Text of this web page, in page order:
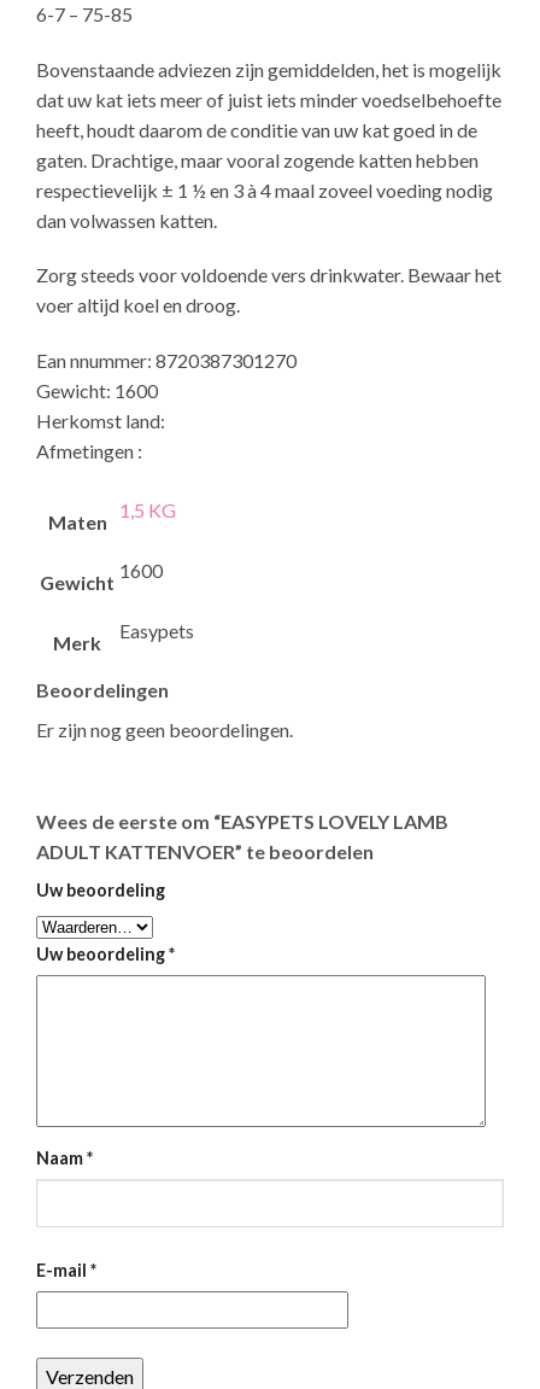
6-7 – 75-85
Bovenstaande adviezen zijn gemiddelden, het is mogelijk
dat uw kat iets meer of juist iets minder voedselbehoefte
heeft, houdt daarom de conditie van uw kat goed in de
gaten. Drachtige, maar vooral zogende katten hebben
respectievelijk ± 1 ½ en 3 à 4 maal zoveel voeding nodig
dan volwassen katten.
Zorg steeds voor voldoende vers drinkwater. Bewaar het
voer altijd koel en droog.
Ean nnummer: 8720387301270
Gewicht: 1600
Herkomst land:
Afmetingen :
Maten
1,5 KG
Gewicht
1600
Merk
Easypets
Beoordelingen
Er zijn nog geen beoordelingen.
Wees de eerste om “EASYPETS LOVELY LAMB
ADULT KATTENVOER” te beoordelen
Uw beoordeling
Uw beoordeling*
Naam*
E-mail *